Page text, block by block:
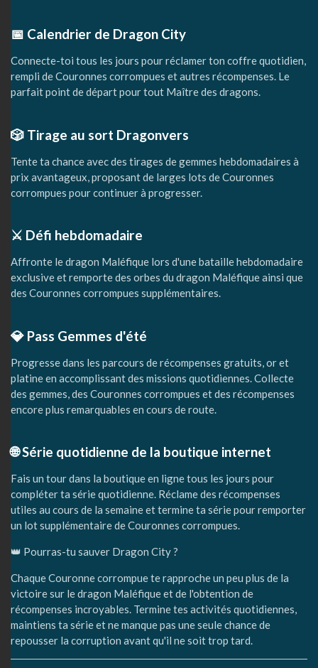
📅 Calendrier de Dragon City
Connecte-toi tous les jours pour réclamer ton coffre quotidien,
rempli de Couronnes corrompues et autres récompenses. Le
parfait point de départ pour tout Maître des dragons.
🎲 Tirage au sort Dragonvers
Tente ta chance avec des tirages de gemmes hebdomadaires à
prix avantageux, proposant de larges lots de Couronnes
corrompues pour continuer à progresser.
⚔️ Défi hebdomadaire
Affronte le dragon Maléfique lors d'une bataille hebdomadaire
exclusive et remporte des orbes du dragon Maléfique ainsi que
des Couronnes corrompues supplémentaires.
💎 Pass Gemmes d'été
Progresse dans les parcours de récompenses gratuits, or et
platine en accomplissant des missions quotidiennes. Collecte
des gemmes, des Couronnes corrompues et des récompenses
encore plus remarquables en cours de route.
🌐 Série quotidienne de la boutique internet
Fais un tour dans la boutique en ligne tous les jours pour
compléter ta série quotidienne. Réclame des récompenses
utiles au cours de la semaine et termine ta série pour remporter
un lot supplémentaire de Couronnes corrompues.
👑 Pourras-tu sauver Dragon City ?
Chaque Couronne corrompue te rapproche un peu plus de la
victoire sur le dragon Maléfique et de l'obtention de
récompenses incroyables. Termine tes activités quotidiennes,
maintiens ta série et ne manque pas une seule chance de
repousser la corruption avant qu'il ne soit trop tard.